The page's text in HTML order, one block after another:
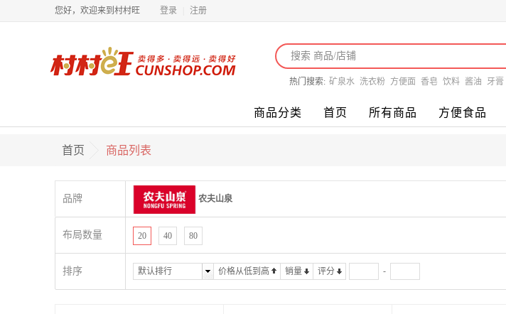
您好，欢迎来到村村旺 登录 注册
热门搜索: 矿泉水 洗衣粉 方便面 香皂 饮料 酱油 牙膏
商品分类 首页 所有商品 方便食品
首页 商品列表
品牌 农夫山泉
布局数量 20 40 80
排序 默认排行 价格从低到高 销量 评分 -